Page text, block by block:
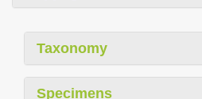
Taxonomy
Specimens